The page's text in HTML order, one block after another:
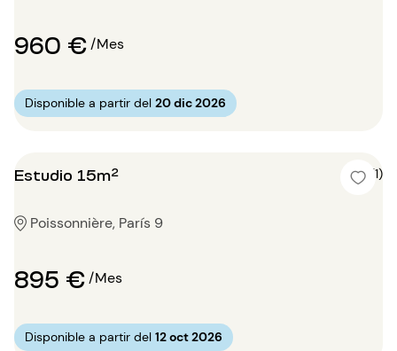
960 €/Mes
Disponible a partir del 20 dic 2026
Estudio 15m² 5 (1)
Poissonnière, París 9
895 €/Mes
Disponible a partir del 12 oct 2026